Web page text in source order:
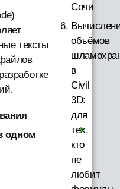
тексты
одном
Сочи
объёмов
в
Civil
3D:
для
тех,
кто
не
любит